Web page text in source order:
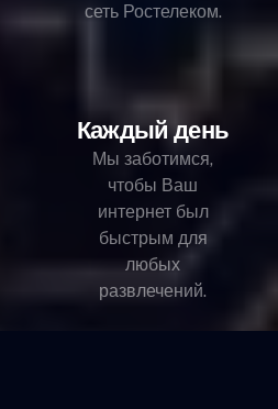
сеть Ростелеком.
Каждый день
Мы заботимся,
чтобы Ваш
интернет был
быстрым для
любых
развлечений.